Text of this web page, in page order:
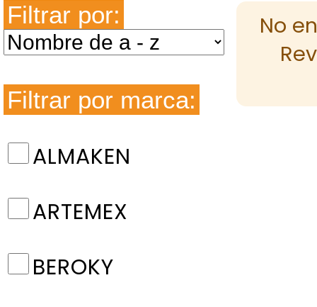
Filtrar por:
Filtrar por marca:
ALMAKEN
ARTEMEX
BEROKY
No